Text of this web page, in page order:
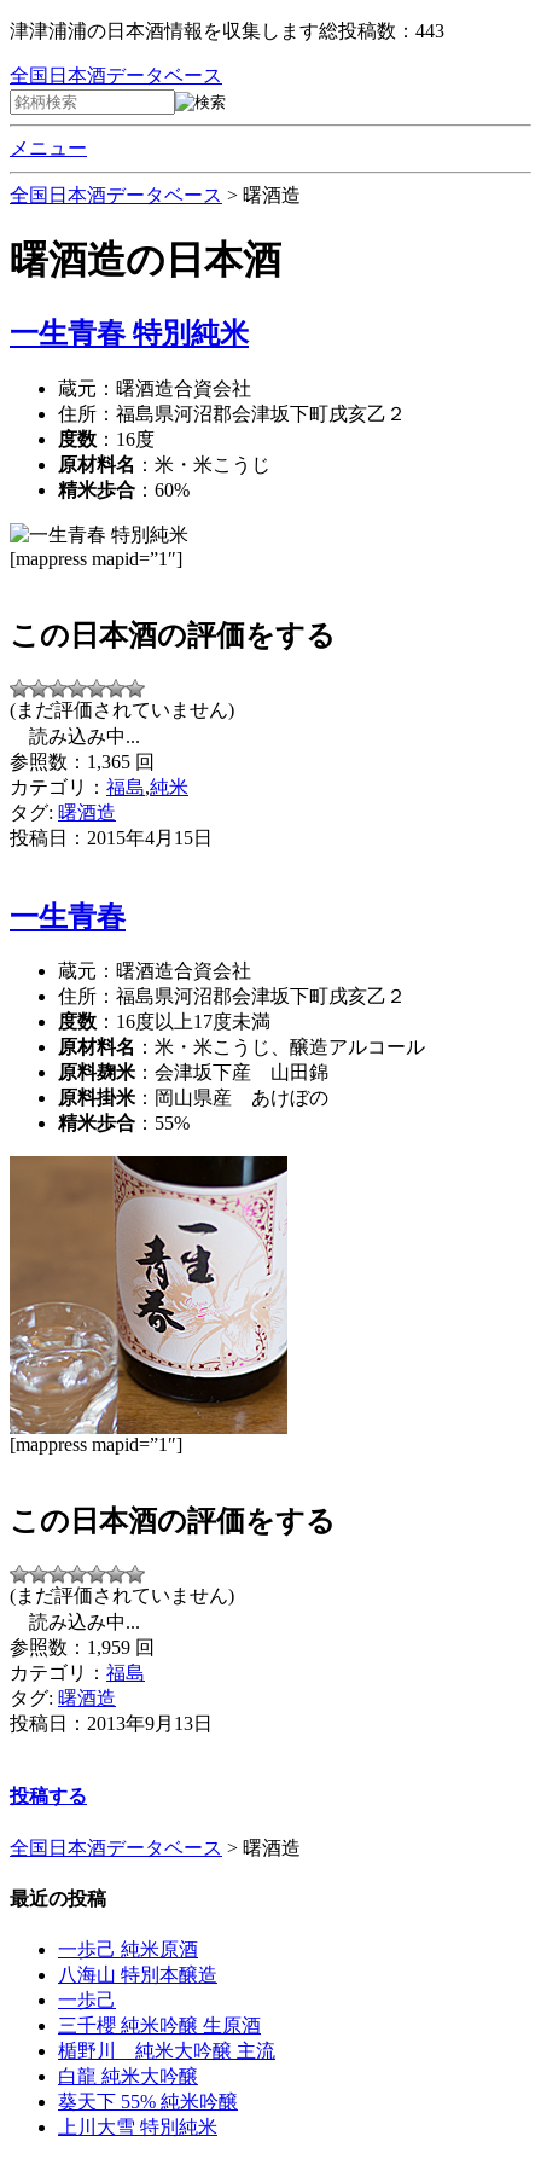
津津浦浦の日本酒情報を収集します総投稿数：443
全国日本酒データベース
メニュー
全国日本酒データベース > 曙酒造
曙酒造の日本酒
一生青春 特別純米
蔵元：曙酒造合資会社
住所：福島県河沼郡会津坂下町戌亥乙２
度数 ：16度
原材料名 ：米・米こうじ
精米歩合 ：60%
[mappress mapid=”1″]
この日本酒の評価をする
(まだ評価されていません)
読み込み中...
参照数：1,365 回
カテゴリ： 福島,純米
タグ: 曙酒造
投稿日： 2015年4月15日
一生青春
蔵元：曙酒造合資会社
住所：福島県河沼郡会津坂下町戌亥乙２
度数 ：16度以上17度未満
原材料名 ：米・米こうじ、醸造アルコール
原料麹米 ：会津坂下産 山田錦
原料掛米 ：岡山県産 あけぼの
精米歩合 ：55%
[mappress mapid=”1″]
この日本酒の評価をする
(まだ評価されていません)
読み込み中...
参照数：1,959 回
カテゴリ： 福島
タグ: 曙酒造
投稿日： 2013年9月13日
投稿する
全国日本酒データベース > 曙酒造
最近の投稿
一歩己 純米原酒
八海山 特別本醸造
一歩己
三千櫻 純米吟醸 生原酒
楯野川 純米大吟醸 主流
白龍 純米大吟醸
葵天下 55% 純米吟醸
上川大雪 特別純米